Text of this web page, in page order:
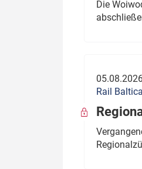
Die
Rail Baltica